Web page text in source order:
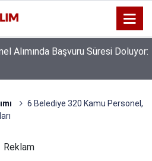
Müdürlüğü 26 İşçi Alımı
6 Belediye 320 Kamu Personel,
Reklam